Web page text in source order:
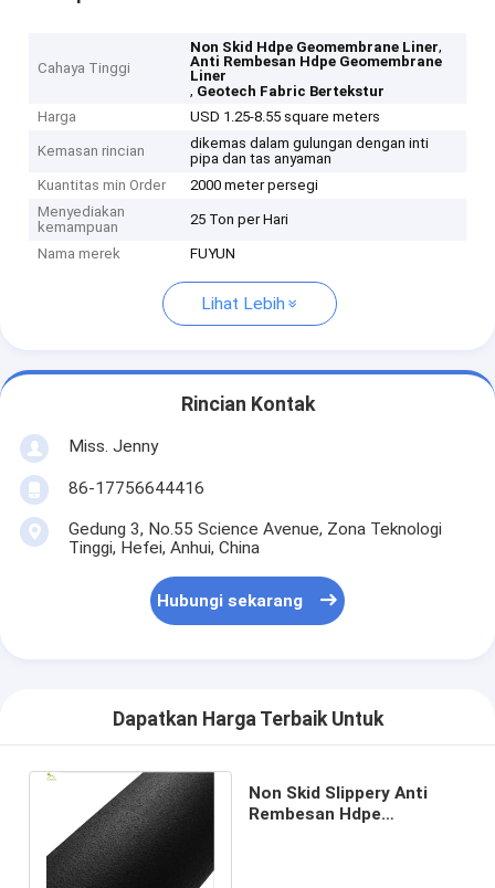
Cahaya Tinggi
Non Skid Hdpe Geomembrane Liner,
Anti Rembesan Hdpe Geomembrane
Liner
, Geotech Fabric Bertekstur
Harga
USD 1.25-8.55 square meters
Kemasan rincian
dikemas dalam gulungan dengan inti
pipa dan tas anyaman
Kuantitas min Order
2000 meter persegi
Menyediakan
kemampuan
25 Ton per Hari
Nama merek FUYUN
Lihat Lebih
Rincian Kontak
Miss. Jenny
86-17756644416
Gedung 3, No.55 Science Avenue, Zona Teknologi
Tinggi, Hefei, Anhui, China
Hubungi sekarang
Dapatkan Harga Terbaik Untuk
Non Skid Slippery Anti
Rembesan Hdpe